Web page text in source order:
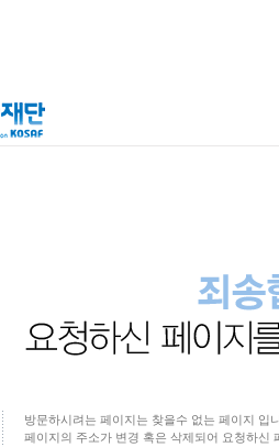
방문하시려는 페이지는 찾을수 없는 페이지 입
페이지의 주소가 변경 혹은 삭제되어 요청하신